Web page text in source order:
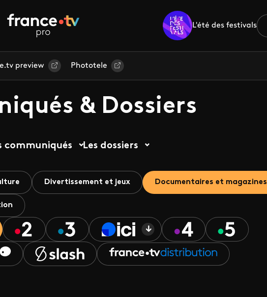
L'été des festivals
preview Phototele
& Dossiers
communiqués Les dossiers
Divertissement et jeux Documentaires et magazines